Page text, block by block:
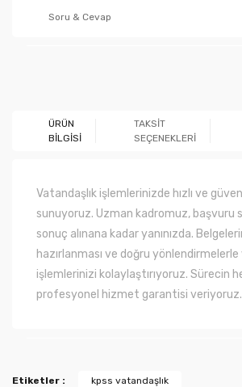
Soru & Cevap
ÜRÜN
BİLGİSİ
TAKSİT
SEÇENEKLERİ
Vatandaşlık işlemlerinizde hızlı ve
sunuyoruz. Uzman kadromuz, başvuru
sonuç alınana kadar yanınızda.
hazırlanması ve doğru
işlemlerinizi kolaylaştırıyoruz. Sürecin
profesyonel hizmet garantisi veriyoruz.
Etiketler :
kpss vatandaşlık